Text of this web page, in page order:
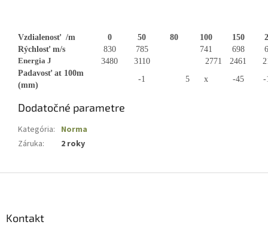
Vzdialenosť /m 0 50 80 100 150
Rýchlosť m/s
830 785 741 698
Energia J
3480 3110 2771 2461
Padavosť at 100m
(mm)
-1 5 x -45 -
Dodatočné parametre
Kategória: Norma
Záruka: 2 roky
Kontakt